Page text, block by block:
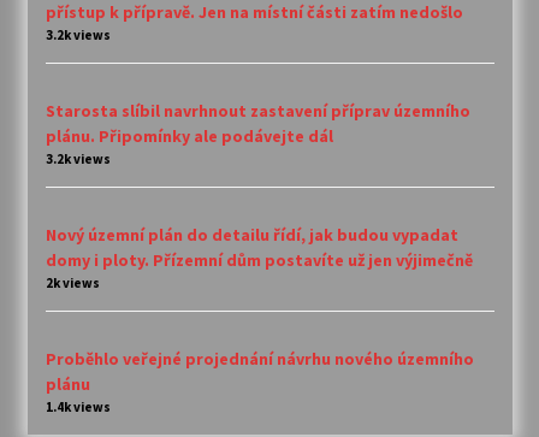
přístup k přípravě. Jen na místní části zatím nedošlo
3.2k views
Starosta slíbil navrhnout zastavení příprav územního
plánu. Připomínky ale podávejte dál
3.2k views
Nový územní plán do detailu řídí, jak budou vypadat
domy i ploty. Přízemní dům postavíte už jen výjimečně
2k views
Proběhlo veřejné projednání návrhu nového územního
plánu
1.4k views